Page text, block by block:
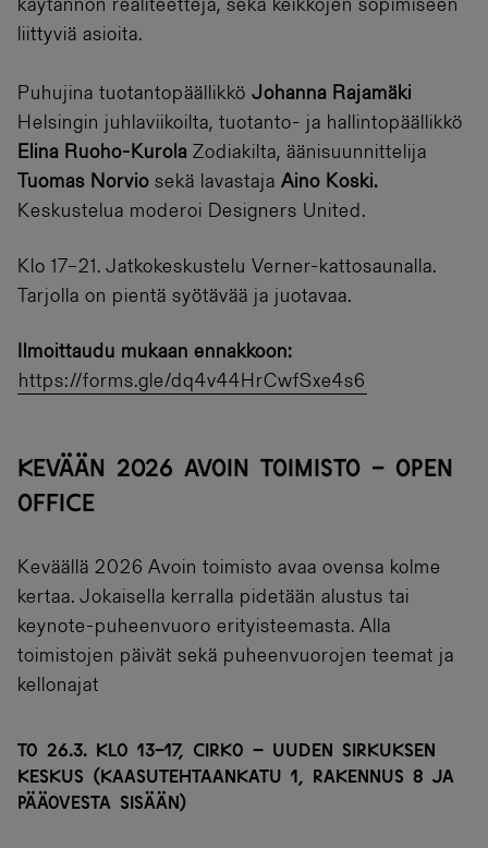
käytännön realiteetteja, sekä keikkojen sopimiseen
liittyviä asioita.
Puhujina tuotantopäällikkö Johanna Rajamäki
Helsingin juhlaviikoilta, tuotanto- ja hallintopäällikkö
Elina Ruoho-Kurola Zodiakilta, äänisuunnittelija
Tuomas Norvio sekä lavastaja Aino Koski.
Keskustelua moderoi Designers United.
Klo 17–21. Jatkokeskustelu Verner-kattosaunalla.
Tarjolla on pientä syötävää ja juotavaa.
Ilmoittaudu mukaan ennakkoon:
https://forms.gle/dq4v44HrCwfSxe4s6
KEVÄÄN 2026 AVOIN TOIMISTO - OPEN
OFFICE
Keväällä 2026 Avoin toimisto avaa ovensa kolme
kertaa. Jokaisella kerralla pidetään alustus tai
keynote-puheenvuoro erityisteemasta. Alla
toimistojen päivät sekä puheenvuorojen teemat ja
kellonajat
TO 26.3. KLO 13-17, CIRKO – UUDEN SIRKUKSEN
KESKUS (KAASUTEHTAANKATU 1, RAKENNUS 8 JA
PÄÄOVESTA SISÄÄN)